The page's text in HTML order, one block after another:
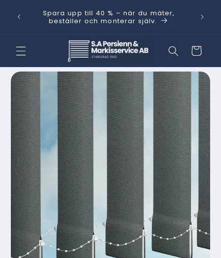
till
Spara upp till 40 % – när du mäter,
beställer och monterar själv.
med
Varukorg
vidare till